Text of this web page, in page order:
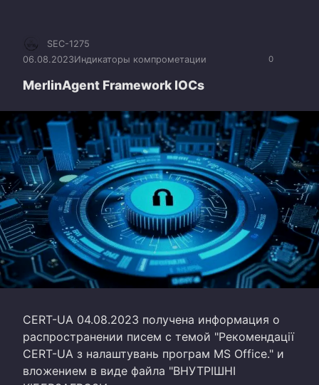
0
SEC-1275
06.08.2023Индикаторы компрометации
MerlinAgent Framework IOCs
CERT-UA 04.08.2023 получена информация о
распространении писем с темой "Рекомендації
CERT-UA з налаштувань програм MS Office." и
вложением в виде файла "ВНУТРІШНІ